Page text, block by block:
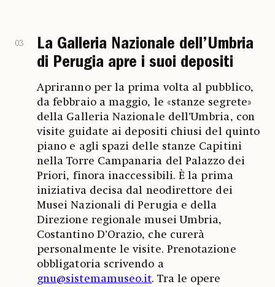
03
La Galleria Nazionale dell’Umbria
di Perugia apre i suoi depositi
Apriranno per la prima volta al pubblico,
da febbraio a maggio, le «stanze segrete»
della Galleria Nazionale dell’Umbria, con
visite guidate ai depositi chiusi del quinto
piano e agli spazi delle stanze Capitini
nella Torre Campanaria del Palazzo dei
Priori, finora inaccessibili. È la prima
iniziativa decisa dal neodirettore dei
Musei Nazionali di Perugia e della
Direzione regionale musei Umbria,
Costantino D’Orazio, che curerà
personalmente le visite. Prenotazione
obbligatoria scrivendo a
gnu@sistemamuseo.it. Tra le opere